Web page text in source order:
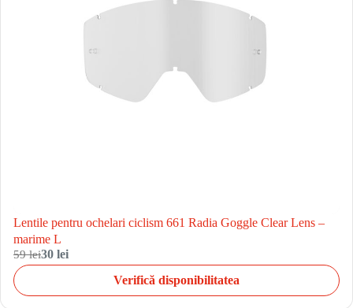
Lentile pentru ochelari ciclism 661 Radia Goggle Clear Lens –
marime L
59 lei30 lei
Verifică disponibilitatea